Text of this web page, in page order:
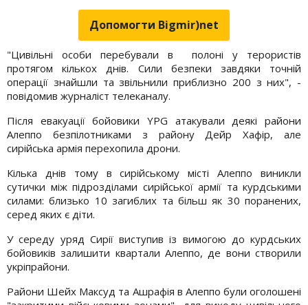
Допомогти Bigmir)net
"Цивільні особи перебували в полоні у терористів
протягом кількох днів. Сили безпеки завдяки точній
операції знайшли та звільнили приблизно 200 з них", -
повідомив журналіст телеканалу.
Після евакуації бойовики YPG атакували деякі райони
Алеппо безпілотниками з району Дейр Хафір, але
сирійська армія перехопила дрони.
Кілька днів тому в сирійському місті Алеппо виникли
сутички між підрозділами сирійської армії та курдськими
силами: близько 10 загиблих та більш як 30 поранених,
серед яких є діти.
У середу уряд Сирії виступив із вимогою до курдських
бойовиків залишити квартали Алеппо, де вони створили
укріпрайони.
Райони Шейх Максуд та Ашрафія в Алеппо були оголошені